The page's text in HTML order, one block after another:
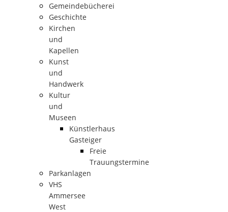
Gemeindebücherei
Geschichte
Kirchen
und
Kapellen
Kunst
und
Handwerk
Kultur
und
Museen
Künstlerhaus
Gasteiger
Freie
Trauungstermine
Parkanlagen
VHS
Ammersee
West